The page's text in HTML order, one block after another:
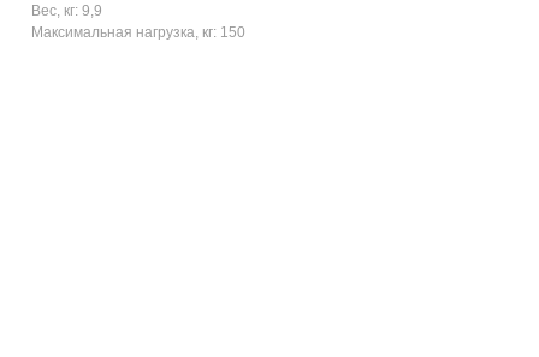
Вес, кг: 9,9
Максимальная нагрузка, кг: 150